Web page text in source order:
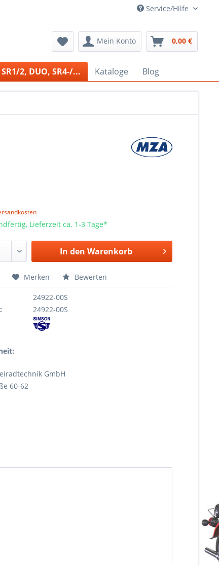
Service/Hilfe
Mein Konto 0,00 €
SR1/2, DUO, SR4-/... Kataloge Blog
Lieferzeit ca. 1-3 Tage*
In den Warenkorb
Merken Bewerten
24922-00S
24922-00S
GmbH
60-62